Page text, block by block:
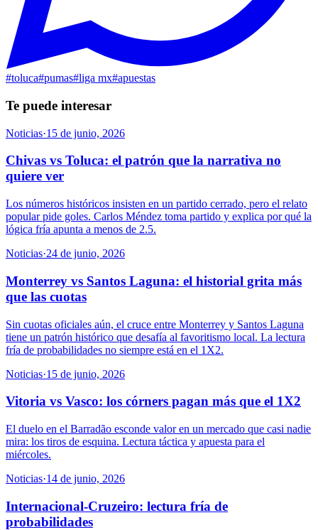
#toluca#pumas#liga mx#apuestas
Te puede interesar
Noticias·15 de junio, 2026
Chivas vs Toluca: el patrón que la narrativa no
quiere ver
Los números históricos insisten en un partido cerrado, pero el relato
popular pide goles. Carlos Méndez toma partido y explica por qué la
lógica fría apunta a menos de 2.5.
Noticias·24 de junio, 2026
Monterrey vs Santos Laguna: el historial grita más
que las cuotas
Sin cuotas oficiales aún, el cruce entre Monterrey y Santos Laguna
tiene un patrón histórico que desafía al favoritismo local. La lectura
fría de probabilidades no siempre está en el 1X2.
Noticias·15 de junio, 2026
Vitoria vs Vasco: los córners pagan más que el 1X2
El duelo en el Barradão esconde valor en un mercado que casi nadie
mira: los tiros de esquina. Lectura táctica y apuesta para el
miércoles.
Noticias·14 de junio, 2026
Internacional-Cruzeiro: lectura fría de
probabilidades